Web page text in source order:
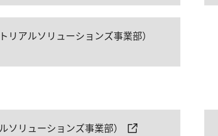
アルソリューションズ事業部）
ソリューションズ事業部）